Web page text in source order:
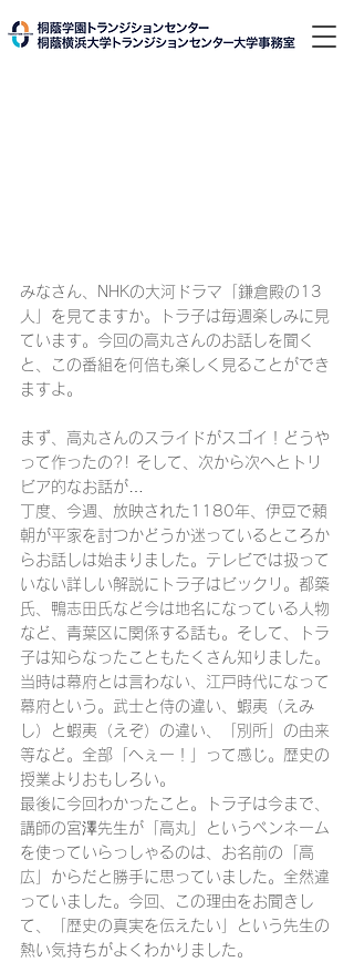
みなさん、NHKの大河ドラマ「鎌倉殿の13
人」を見てますか。トラ子は毎週楽しみに見
ています。今回の高丸さんのお話しを聞く
と、この番組を何倍も楽しく見ることができ
ますよ。
まず、高丸さんのスライドがスゴイ！どうや
って作ったの?! そして、次から次へとトリ
ビア的なお話が…
丁度、今週、放映された1180年、伊豆で頼
朝が平家を討つかどうか迷っているところか
らお話しは始まりました。テレビでは扱って
いない詳しい解説にトラ子はビックリ。都築
氏、鴨志田氏など今は地名になっている人物
など、青葉区に関係する話も。そして、トラ
子は知らなったこともたくさん知りました。
当時は幕府とは言わない、江戸時代になって
幕府という。武士と侍の違い、蝦夷（えみ
し）と蝦夷（えぞ）の違い、「別所」の由来
等など。全部「へぇー！」って感じ。歴史の
授業よりおもしろい。
最後に今回わかったこと。トラ子は今まで、
講師の宮澤先生が「高丸」というペンネーム
を使っていらっしゃるのは、お名前の「高
広」からだと勝手に思っていました。全然違
っていました。今回、この理由をお聞きし
て、「歴史の真実を伝えたい」という先生の
熱い気持ちがよくわかりました。